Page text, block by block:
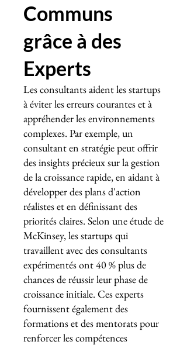
Communs
grâce à des
Experts
Les consultants aident les startups
à éviter les erreurs courantes et à
appréhender les environnements
complexes. Par exemple, un
consultant en stratégie peut offrir
des insights précieux sur la gestion
de la croissance rapide, en aidant à
développer des plans d'action
réalistes et en définissant des
priorités claires. Selon une étude de
McKinsey, les startups qui
travaillent avec des consultants
expérimentés ont 40 % plus de
chances de réussir leur phase de
croissance initiale. Ces experts
fournissent également des
formations et des mentorats pour
renforcer les compétences